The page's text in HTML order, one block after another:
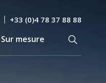
+33 (0)4 78 37 88 88
Sur mesure